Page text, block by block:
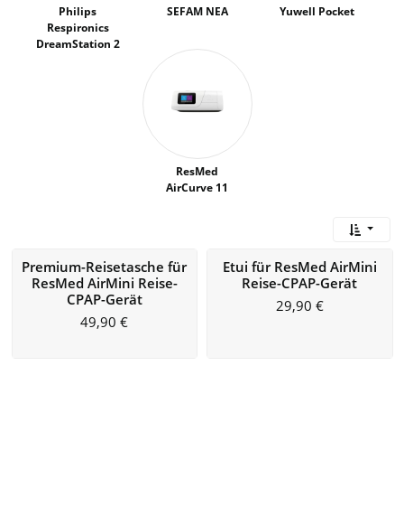
Philips
Respironics
DreamStation 2
SEFAM NEA Yuwell Pocket
ResMed
AirCurve 11
Premium-Reisetasche für
ResMed AirMini Reise-
CPAP-Gerät
49,90 €
Etui für ResMed AirMini
Reise-CPAP-Gerät
29,90 €